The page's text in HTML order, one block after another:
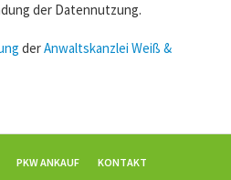
der Datennutzung.
derAnwaltskanzlei Weiß &
PKW ANKAUF
KONTAKT